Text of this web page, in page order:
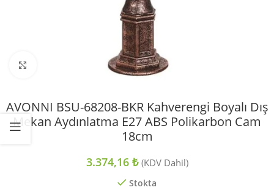
Büyütmek için tıklayın
AVONNI BSU-68208-BKR Kahverengi Boyalı Dış
Mekan Aydınlatma E27 ABS Polikarbon Cam
18cm
3.374,16 ₺ (KDV Dahil)
Stokta